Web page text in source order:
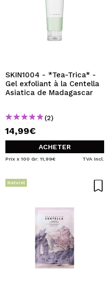
SKIN1004 - *Tea-Trica* -
Gel exfoliant à la Centella
Asiatica de Madagascar
(2)
14,99€
ACHETER
Prix x 100 Gr: 11,99€ TVA Incl.
Naturel